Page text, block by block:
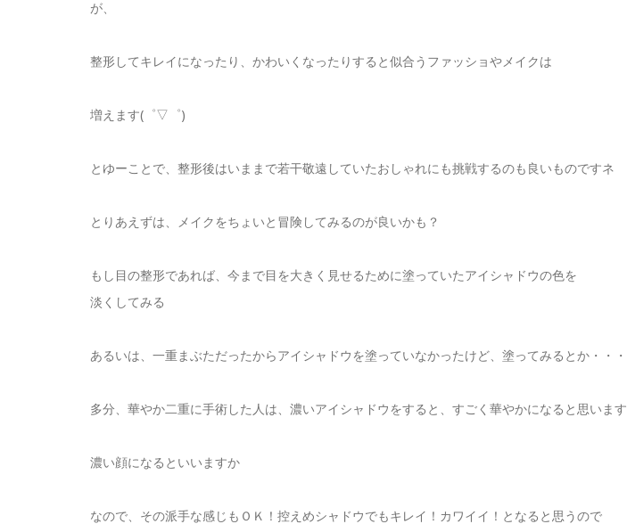
が、
整形してキレイになったり、かわいくなったりすると似合うファッショやメイクは
増えます(゜▽゜)
とゆーことで、整形後はいままで若干敬遠していたおしゃれにも挑戦するのも良いものですネ
とりあえずは、メイクをちょいと冒険してみるのが良いかも？
もし目の整形であれば、今まで目を大きく見せるために塗っていたアイシャドウの色を
淡くしてみる
あるいは、一重まぶただったからアイシャドウを塗っていなかったけど、塗ってみるとか・・・
多分、華やか二重に手術した人は、濃いアイシャドウをすると、すごく華やかになると思います
濃い顔になるといいますか
なので、その派手な感じもＯＫ！控えめシャドウでもキレイ！カワイイ！となると思うので